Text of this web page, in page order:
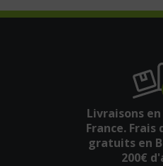
Livraisons
France.
gratuits en
200€